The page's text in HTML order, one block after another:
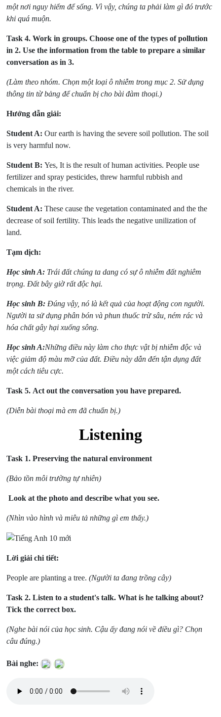
một nơi nguy hiểm để sống. Vì vậy, chúng ta phải làm gì đó trước
khi quá muộn.
Task 4. Work in groups. Choose one of the types of pollution
in 2. Use the information from the table to prepare a similar
conversation as in 3.
(Làm theo nhóm. Chọn một loại ô nhiễm trong mục 2. Sử dụng
thông tin từ bảng để chuẩn bị cho bài đàm thoại.)
Hướng dẫn giải:
Student A: Our earth is having the severe soil pollution. The soil
is very harmful now.
Student B: Yes, It is the result of human activities. People use
fertilizer and spray pesticides, threw harmful rubbish and
chemicals in the river.
Student A: These cause the vegetation contaminated and the the
decrease of soil fertility. This leads the negative unilization of
land.
Tạm dịch:
Học sinh A: Trái đất chúng ta dang có sự ô nhiễm đất nghiêm
trọng. Đất bây giờ rất độc hại.
Học sinh B: Đúng vậy, nó là kết quả của hoạt động con người.
Người ta sử dụng phân bón và phun thuốc trừ sâu, ném rác và
hóa chất gây hại xuống sông.
Học sinh A:Những điều này làm cho thực vật bị nhiễm độc và
việc giảm độ màu mỡ của đất. Điều này dẫn đến tận dụng đất
một cách tiêu cực.
Task 5. Act out the conversation you have prepared.
(Diễn bài thoại mà em đã chuẩn bị.)
Listening
Task 1. Preserving the natural environment
(Bảo tồn môi trường tự nhiên)
Look at the photo and describe what you see.
(Nhìn vào hình và miêu tả những gì em thấy.)
Lời giải chi tiết:
People are planting a tree.(Người ta đang trồng cây)
Task 2.Listen to a student's talk. What is he talking about?
Tick the correct box.
(Nghe bài nói của học sinh. Cậu ấy đang nói về điều gì? Chọn
câu đúng.)
Bài nghe: